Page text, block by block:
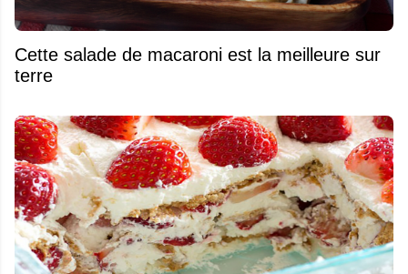
Cette salade de macaroni est la meilleure sur
terre